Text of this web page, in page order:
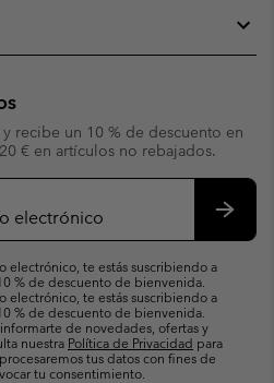
recibe un 10 % de descuento en
€ en artículos no rebajados.
electrónico, te estás suscribiendo a
% de descuento de bienvenida.
electrónico, te estás suscribiendo a
% de descuento de bienvenida.
de novedades, ofertas y
nuestra Política de Privacidad para
tus datos con fines de
tu consentimiento.